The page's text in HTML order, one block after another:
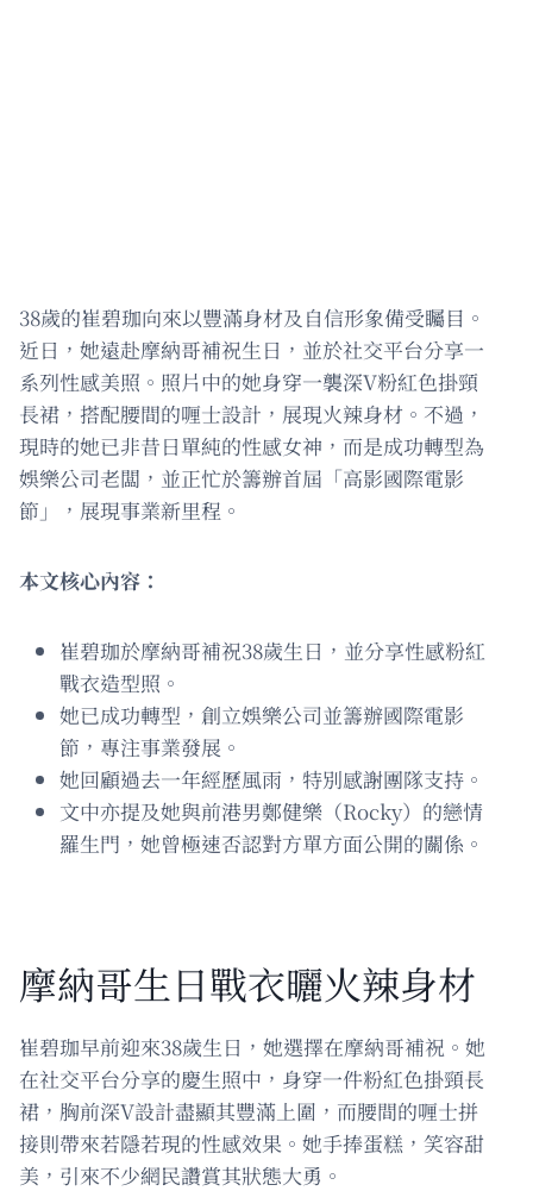
38歲的崔碧珈向來以豐滿身材及自信形象備受矚目。
近日，她遠赴摩納哥補祝生日，並於社交平台分享一
系列性感美照。照片中的她身穿一襲深V粉紅色掛頸
長裙，搭配腰間的喱士設計，展現火辣身材。不過，
現時的她已非昔日單純的性感女神，而是成功轉型為
娛樂公司老闆，並正忙於籌辦首屆「高影國際電影
節」，展現事業新里程。
本文核心內容：
崔碧珈於摩納哥補祝38歲生日，並分享性感粉紅
戰衣造型照。
她已成功轉型，創立娛樂公司並籌辦國際電影
節，專注事業發展。
她回顧過去一年經歷風雨，特別感謝團隊支持。
文中亦提及她與前港男鄭健樂（Rocky）的戀情
羅生門，她曾極速否認對方單方面公開的關係。
摩納哥生日戰衣曬火辣身材
崔碧珈早前迎來38歲生日，她選擇在摩納哥補祝。她
在社交平台分享的慶生照中，身穿一件粉紅色掛頸長
裙，胸前深V設計盡顯其豐滿上圍，而腰間的喱士拼
接則帶來若隱若現的性感效果。她手捧蛋糕，笑容甜
美，引來不少網民讚賞其狀態大勇。